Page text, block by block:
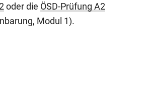
oder die ÖSD-Prüfung A2
Modul 1).